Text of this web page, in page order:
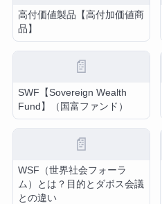
高付価値製品【高付加価値商
品】
📄
SWF【Sovereign Wealth
Fund】（国富ファンド）
📄
WSF（世界社会フォーラ
ム）とは？目的とダボス会議
との違い